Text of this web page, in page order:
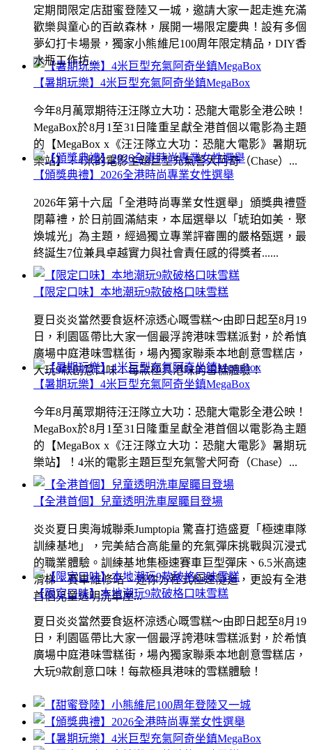
【暑期玩樂】4米巨型充氣阿奇坐鎮MegaBox
今年8月萬眾期待汪汪隊立大功：恐龍大電影全港公映！
MegaBox於8月1至31日隆重呈獻全港首個以電影為主題
的【MegaBox x《汪汪隊立大功：恐龍大電影》暑期玩
樂站】！4米的電影主題巨型充氣警犬阿奇（Chase）...
【限定口味】本地潮玩9款破格口味雪糕
夏日炎炎當然要食返杯涼透心嘅雪糕～由即日起至8月19
日，利園區帶比大家一個最浮誇港味雪糕派對，於希慎
廣場中庭港味雪糕街，場內獨家聯乘本地創意雪糕店，
大玩9款創意口味！每款極具港味的雪糕體驗！
【全港首個】兒童透明洗車屋矚目登場
炎炎夏日奧海城聯乘Jumptopia 驚喜打造盛夏「極速車隊
訓練基地」，完美結合高能量的充氣彈床挑戰與沉浸式
的職業體驗。訓練基地集極速賽車巨型彈床、6.5米高速
滑梯、賽車維修站、迷你方程式極速隧道，更設有全港
首個兒童透明洗車屋...
定期間限定店甜蜜登陸又一城，邀請大家一起走進充滿
歡樂與童心的百畝森林，展開一場限定慶典！設有多個
夢幻打卡場景，獨家小熊維尼100周年限定精品，DIY香
水瓶工作坊...
【頒獎典禮】2026全港時尚專業女性選舉
2026年第十六屆「全港時尚專業女性選舉」頒獎典禮暨
閉幕禮，於日前圓滿結束，本屆選舉以「琥珀如美．聚
煥城光」為主題，經過獨立專業評審團的嚴格甄選，最
終誕生7位兼具卓越實力與社會責任感的得獎者......
【暑期玩樂】4米巨型充氣阿奇坐鎮MegaBox
今年8月萬眾期待汪汪隊立大功：恐龍大電影全港公映！
MegaBox於8月1至31日隆重呈獻全港首個以電影為主題
的【MegaBox x《汪汪隊立大功：恐龍大電影》暑期玩
樂站】！4米的電影主題巨型充氣警犬阿奇（Chase）...
【限定口味】本地潮玩9款破格口味雪糕
夏日炎炎當然要食返杯涼透心嘅雪糕～由即日起至8月19
日，利園區帶比大家一個最浮誇港味雪糕派對，於希慎
廣場中庭港味雪糕街，場內獨家聯乘本地創意雪糕店，
大玩9款創意口味！每款極具港味的雪糕體驗！